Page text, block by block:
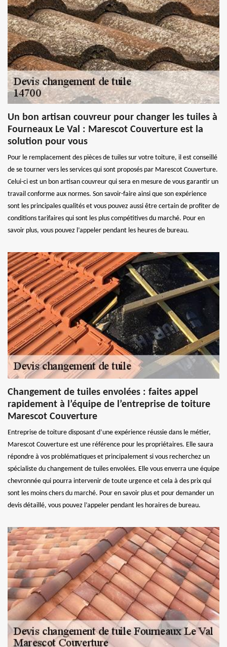
Un bon artisan couvreur pour changer les tuiles à
Fourneaux Le Val : Marescot Couverture est la
solution pour vous
Pour le remplacement des pièces de tuiles sur votre toiture, il est conseillé
de se tourner vers les services qui sont proposés par Marescot Couverture.
Celui-ci est un bon artisan couvreur qui sera en mesure de vous garantir un
travail conforme aux normes. Son savoir-faire ainsi que son expérience
sont les principales qualités et vous pouvez aussi être certain de profiter de
conditions tarifaires qui sont les plus compétitives du marché. Pour en
savoir plus, vous pouvez l’appeler pendant les heures de bureau.
Changement de tuiles envolées : faites appel
rapidement à l’équipe de l’entreprise de toiture
Marescot Couverture
Entreprise de toiture disposant d’une expérience réussie dans le métier,
Marescot Couverture est une référence pour les propriétaires. Elle saura
répondre à vos problématiques et principalement si vous recherchez un
spécialiste du changement de tuiles envolées. Elle vous enverra une équipe
chevronnée qui pourra intervenir de toute urgence et cela à des prix qui
sont les moins chers du marché. Pour en savoir plus et pour demander un
devis détaillé, vous pouvez l’appeler pendant les horaires de bureau.